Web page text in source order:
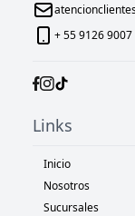
+ 55 9126 9007
Links
Inicio
Nosotros
Sucursales